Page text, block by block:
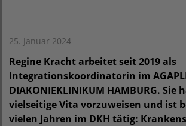
25. Januar 2024
Regine Kracht arbeitet seit 2019 als
Integrationskoordinatorin im
DIAKONIEKLINIKUM HAMBURG. Sie
vielseitige Vita vorzuweisen und ist
vielen Jahren im DKH tätig: